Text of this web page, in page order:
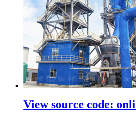
View source code: